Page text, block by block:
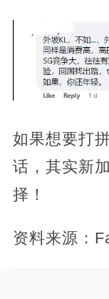
如果想要打
话，其实新
择！
资料来源：